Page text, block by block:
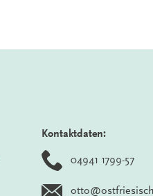
Kontaktdaten:
04941 1799-57